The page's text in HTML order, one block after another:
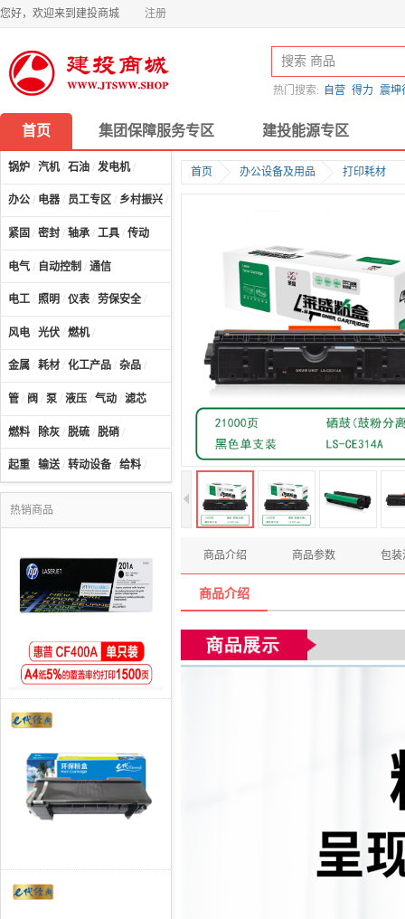
您好，欢迎来到建投商城 注册
热门搜索: 自营 得力 震坤
首页 集团保障服务专区 建投能源专区
锅炉 / 汽机/ 石油 / 发电机/
办公 / 电器 / 员工专区 / 乡村振兴 /
紧固 / 密封 / 轴承 / 工具 / 传动
电气 / 自动控制 / 通信
电工 / 照明 / 仪表 / 劳保安全 /
风电 / 光伏 / 燃机/
金属 / 耗材 / 化工产品 / 杂品 /
管 / 阀 / 泵 / 液压 / 气动 / 滤芯
燃料 / 除灰 / 脱硫 / 脱硝 /
起重 / 输送/ 转动设备 / 给料 /
热销商品
首页 办公设备及用品 打印耗材
商品介绍 商品参数 包装
商品介绍